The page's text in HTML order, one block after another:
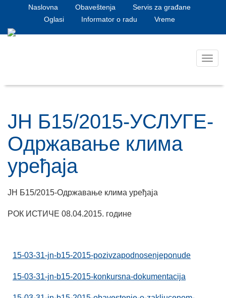
Naslovna Obaveštenja
Servis za građane
Oglasi
Informator o radu Vreme
ЈН Б15/2015-УСЛУГЕ-
Oдржавање клима
уређаја
ЈН Б15/2015-Oдржавање клима уређаја
РОК ИСТИЧЕ 08.04.2015. године
15-03-31-jn-b15-2015-pozivzapodnosenjeponude
15-03-31-jn-b15-2015-konkursna-dokumentacija